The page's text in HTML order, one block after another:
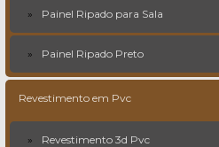
Painel Ripado para Sala
Painel Ripado Preto
Revestimento em Pvc
Revestimento 3d Pvc